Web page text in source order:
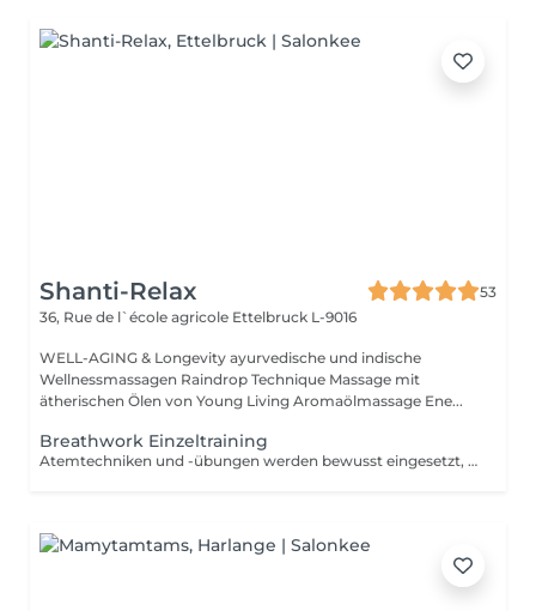
Shanti-Relax
53
36, Rue de l`école agricole Ettelbruck L-9016
WELL-AGING & Longevity ayurvedische und indische
Wellnessmassagen Raindrop Technique Massage mit
ätherischen Ölen von Young Living Aromaölmassage Ene...
Breathwork Einzeltraining
Atemtechniken und -übungen werden bewusst eingesetzt, um dein Wohlbefinden zu verbessern, Stress abzubauen und ganz nach ayurvedischer Sicht ein Gefühl von erweitertem Bewusstsein zu erlangen (Sattva). Im Einzelsetting oder in der Gruppe erarbeiten wir zusammen dein eigenes Ziel das du erreichen möchtest: Entspannung, dein Energie Niveau steigern, Emotionale Verarbeitung verschiedenster Ereignisse in deinem Leben, die spirituelle Erweiterung, bessere Schlafqualität, ....